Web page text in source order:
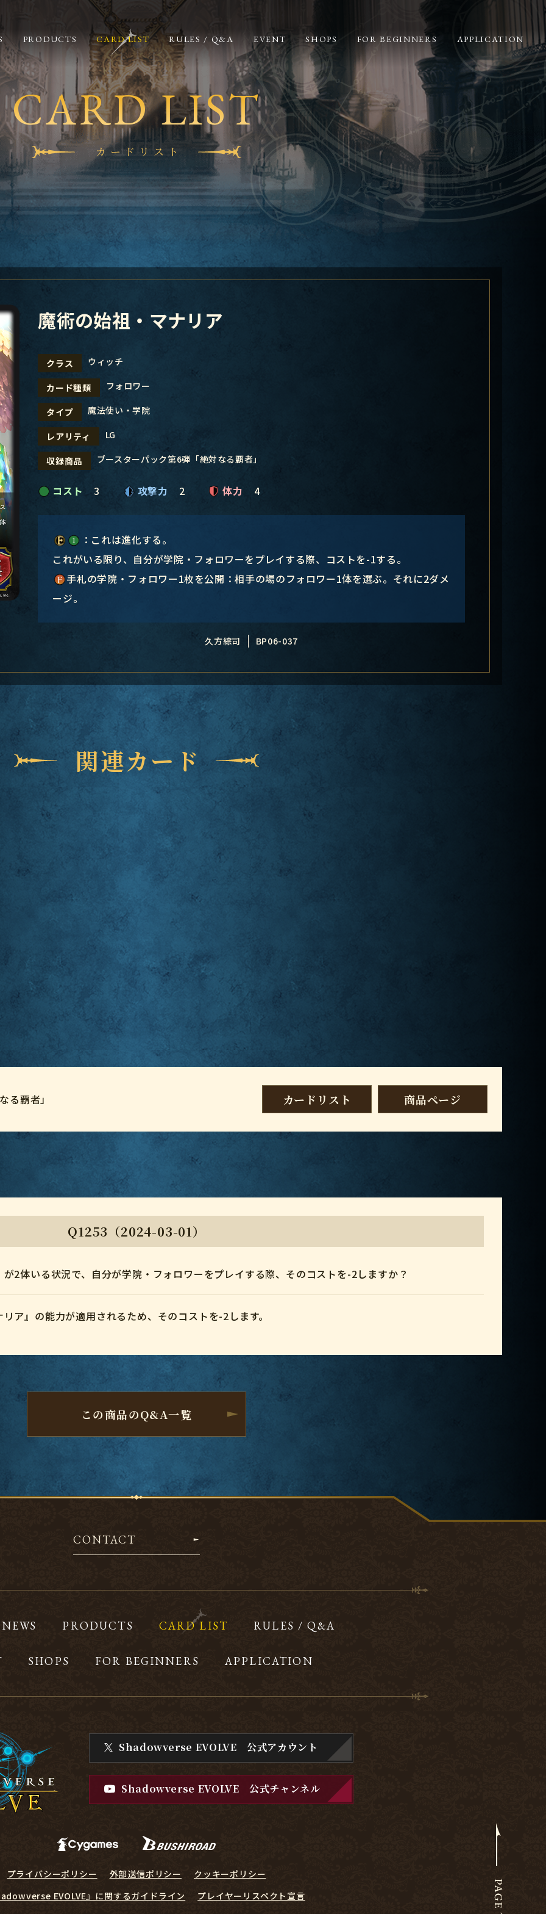
PRODUCTS CARD LIST RULES / Q&A EVENT SHOPS FOR BEGINNERS APPLICATION
CARD LIST
カードリスト
魔術の始祖・マナリア
クラス ウィッチ
カード種類 フォロワー
タイプ 魔法使い・学院
レアリティ LG
収録商品 ブースターパック第6弾「絶対なる覇者」
コスト 3 攻撃力 2 体力 4
：これは進化する。
これがいる限り、自分が学院・フォロワーをプレイする際、コストを-1する。
手札の学院・フォロワー1枚を公開：相手の場のフォロワー1体を選ぶ。それに2ダメ
ージ。
久方綜司 BP06-037
関連カード
る覇者」 カードリスト 商品ページ
Q1253（2024-03-01）
2体いる状況で、自分が学院・フォロワーをプレイする際、そのコストを-2しますか？
ア』の能力が適用されるため、そのコストを-2します。
この商品のQ&A一覧
CONTACT
NEWS PRODUCTS CARD LIST RULES / Q&A
SHOPS FOR BEGINNERS APPLICATION
Shadowverse EVOLVE 公式アカウント
Shadowverse EVOLVE公式チャンネル
プライバシーポリシー 外部送信ポリシー
クッキーポリシー
EVOLVE』に関するガイドライン
プレイヤーリスペクト宣言